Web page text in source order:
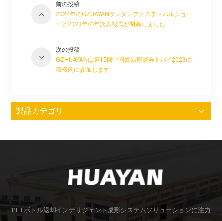
前の投稿
2024年のGZUAYANランタンフェスティバルショ
ーと2023年の年次表彰式が閉幕しました
次の投稿
GZHUAYANは第15回中国貿易博覧会ドバイ2023に
積極的に参加します
製品カテゴリ
PETボトル返却インテリジェント成形システムソリューションに注力